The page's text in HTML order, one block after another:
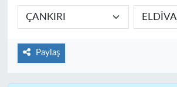
Paylaş